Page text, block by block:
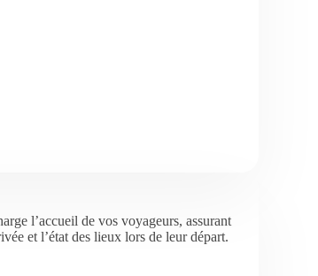
l’accueil de vos voyageurs, assurant
et l’état des lieux lors de leur départ.